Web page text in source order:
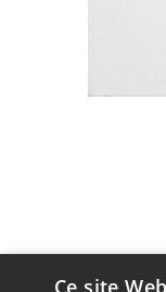
Ce site